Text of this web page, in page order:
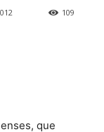
109
que